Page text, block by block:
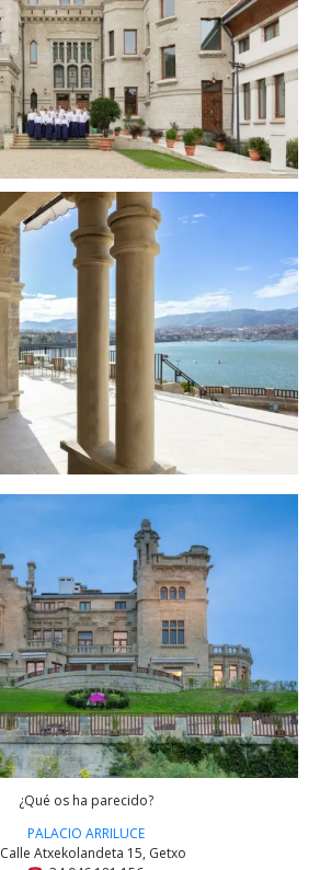
¿Qué os ha parecido?
PALACIO ARRILUCE
Calle Atxekolandeta 15, Getxo